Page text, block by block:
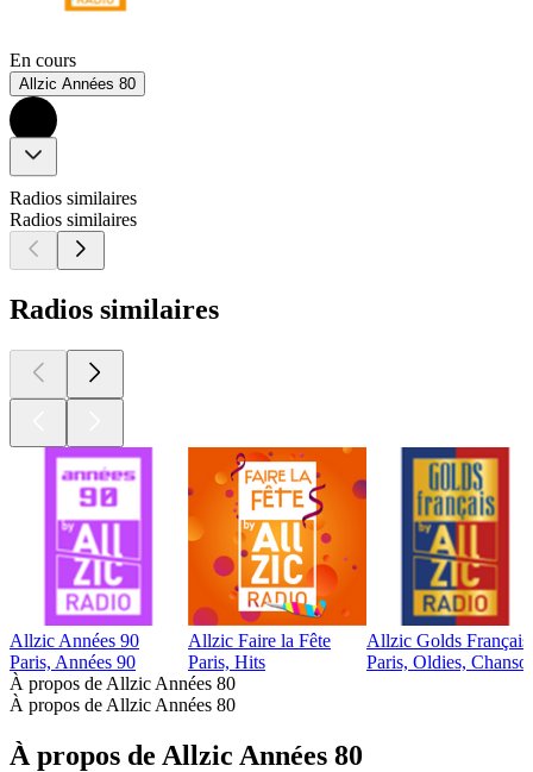
En cours
Allzic Années 80
Radios similaires
Radios similaires
Radios similaires
Allzic Années 90
Paris, Années 90
Allzic Faire la Fête
Paris, Hits
Allzic Golds Français
Paris, Oldies,
À propos de Allzic Années 80
À propos de Allzic Années 80
À propos de Allzic Années 80